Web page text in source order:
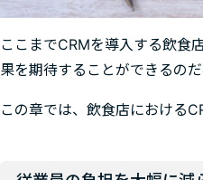
ここまでCRMを導入する飲食
果を期待することができるのだ
この章では、飲食店における